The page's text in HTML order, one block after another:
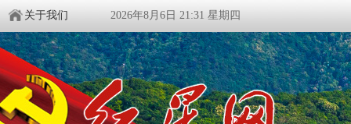
关于我们 2026年8月6日 21:31 星期四